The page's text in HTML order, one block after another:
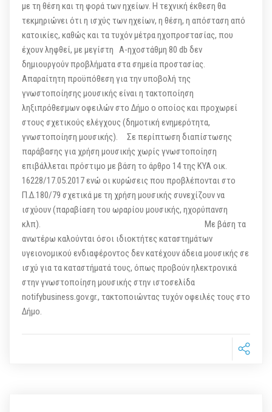
με τη θέση και τη φορά των ηχείων. Η τεχνική έκθεση θα
τεκμηριώνει ότι η ισχύς των ηχείων, η θέση, η απόσταση από
κατοικίες, καθώς και τα τυχόν μέτρα ηχοπροστασίας, που
έχουν ληφθεί, με μεγίστη Α-ηχοστάθμη 80 db δεν
δημιουργούν προβλήματα στα σημεία προστασίας.
Απαραίτητη προϋπόθεση για την υποβολή της
γνωστοποίησης μουσικής είναι η τακτοποίηση
ληξιπρόθεσμων οφειλών στο Δήμο ο οποίος και προχωρεί
στους σχετικούς ελέγχους (δημοτική ενημερότητα,
γνωστοποίηση μουσικής). Σε περίπτωση διαπίστωσης
παράβασης για χρήση μουσικής χωρίς γνωστοποίηση
επιβάλλεται πρόστιμο με βάση το άρθρο 14 της KYA οικ.
16228/17.05.2017 ενώ οι κυρώσεις που προβλέπονται στο
Π.Δ.180/79 σχετικά με τη χρήση μουσικής συνεχίζουν να
ισχύουν (παραβίαση του ωραρίου μουσικής, ηχορύπανση
κλπ). Με βάση τα
ανωτέρω καλούνται όσοι ιδιοκτήτες καταστημάτων
υγειονομικού ενδιαφέροντος δεν κατέχουν άδεια μουσικής σε
ισχύ για τα καταστήματά τους, όπως προβούν ηλεκτρονικά
στην γνωστοποίηση μουσικής στην ιστοσελίδα
notifybusiness.gov.gr., τακτοποιώντας τυχόν οφειλές τους στο
Δήμο.